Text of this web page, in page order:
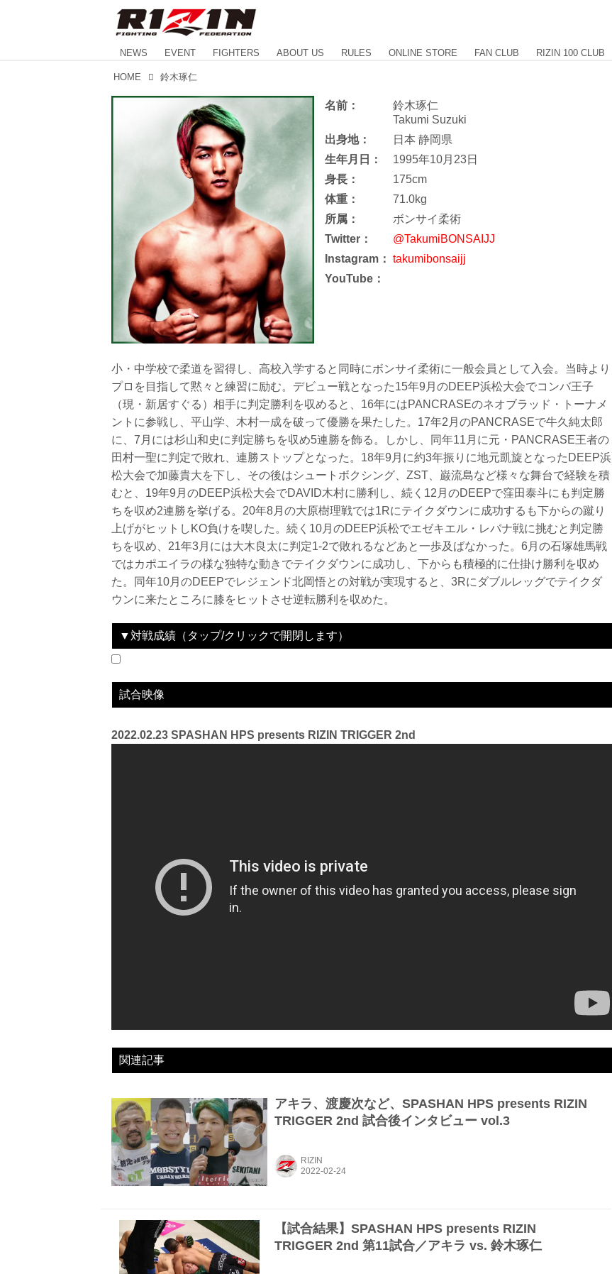
NEWS EVENT FIGHTERS ABOUT US RULES ONLINE STORE FAN CLUB RIZIN 100 CLUB
HOME 鈴木琢仁
名前：
鈴木琢仁
Takumi Suzuki
出身地：
日本 静岡県
生年月日：
1995年10月23日
身長：
175cm
体重：
71.0kg
所属：
ボンサイ柔術
Twitter：
@TakumiBONSAIJJ
Instagram：
takumibonsaijj
YouTube：
小・中学校で柔道を習得し、高校入学すると同時にボンサイ柔術に一般会員として入会。当時より
プロを目指して黙々と練習に励む。デビュー戦となった15年9月のDEEP浜松大会でコンバ王子
（現・新居すぐる）相手に判定勝利を収めると、16年にはPANCRASEのネオブラッド・トーナメ
ントに参戦し、平山学、木村一成を破って優勝を果たした。17年2月のPANCRASEで牛久純太郎
に、7月には杉山和史に判定勝ちを収め5連勝を飾る。しかし、同年11月に元・PANCRASE王者の
田村一聖に判定で敗れ、連勝ストップとなった。18年9月に約3年振りに地元凱旋となったDEEP浜
松大会で加藤貴大を下し、その後はシュートボクシング、ZST、巌流島など様々な舞台で経験を積
むと、19年9月のDEEP浜松大会でDAVID木村に勝利し、続く12月のDEEPで窪田泰斗にも判定勝
ちを収め2連勝を挙げる。20年8月の大原樹理戦では1Rにテイクダウンに成功するも下からの蹴り
上げがヒットしKO負けを喫した。続く10月のDEEP浜松でエゼキエル・レバナ戦に挑むと判定勝
ちを収め、21年3月には大木良太に判定1-2で敗れるなどあと一歩及ばなかった。6月の石塚雄馬戦
ではカポエイラの様な独特な動きでテイクダウンに成功し、下からも積極的に仕掛け勝利を収め
た。同年10月のDEEPでレジェンド北岡悟との対戦が実現すると、3Rにダブルレッグでテイクダ
ウンに来たところに膝をヒットさせ逆転勝利を収めた。
▼対戦成績（タップ/クリックで開閉します）
試合映像
2022.02.23 SPASHAN HPS presents RIZIN TRIGGER 2nd
関連記事
アキラ、渡慶次など、SPASHAN HPS presents RIZIN
TRIGGER 2nd 試合後インタビュー vol.3
RIZIN
【試合結果】SPASHAN HPS presents RIZIN
TRIGGER 2nd 第11試合／アキラ vs. 鈴木琢仁